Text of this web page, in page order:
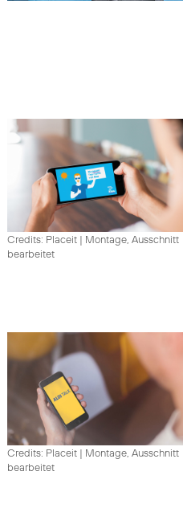
Credits: Placeit | Montage, Ausschnitt
bearbeitet
Credits: Placeit | Montage, Ausschnitt
bearbeitet